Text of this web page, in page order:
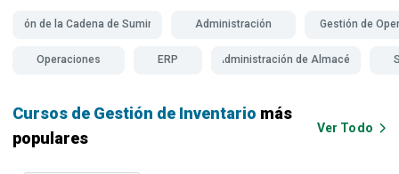
de la Cadena de Suministro Administración Gestión de
Operaciones ERP Administración de Almacén
Cursos de Gestión de Inventario más
populares
Ver Todo